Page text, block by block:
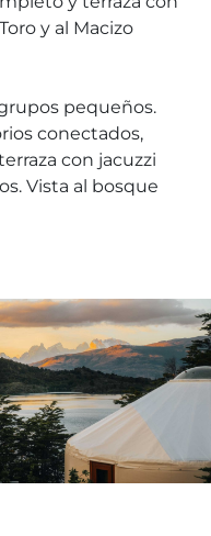
y al Macizo
pequeños.
conectados,
con jacuzzi
Vista al bosque